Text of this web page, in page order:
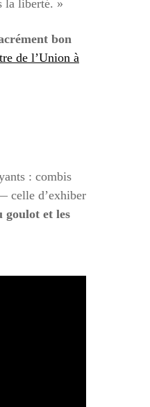
la liberté. »
bon
de l’Union à
: combis
celle d’exhiber
goulot et les